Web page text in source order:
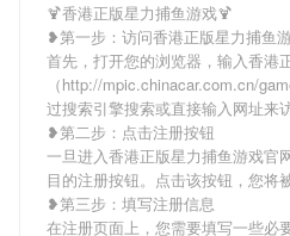
🍹香港正版星力捕鱼游戏🍹
❥第一步：访问香港正版星力捕鱼
首先，打开您的浏览器，输入香港
（http://mpic.chinacar.com.cn/
过搜索引擎搜索或直接输入网址来访
❥第二步：点击注册按钮
一旦进入香港正版星力捕鱼游戏官
目的注册按钮。点击该按钮，您将
❥第三步：填写注册信息
在注册页面上，您需要填写一些必